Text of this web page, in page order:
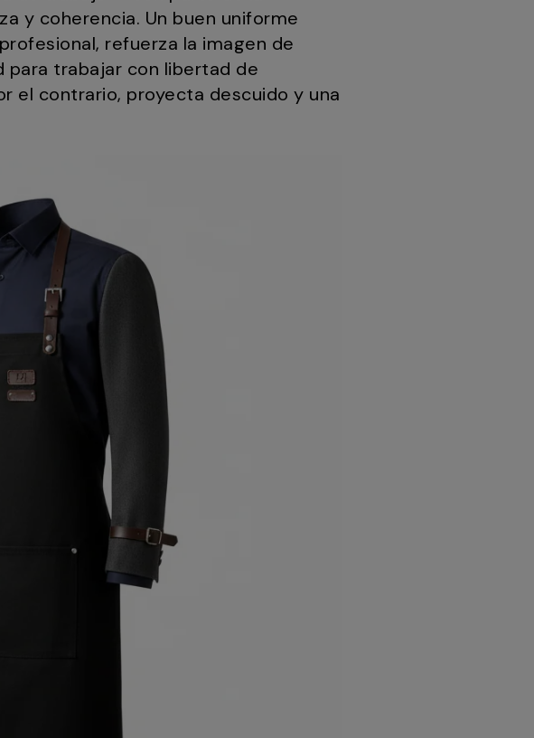
y coherencia. Un buen uniforme
refuerza la imagen de
para trabajar con libertad de
el contrario, proyecta descuido y una